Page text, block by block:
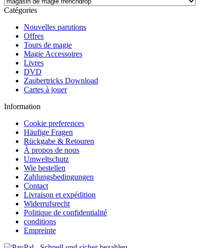
Catégories
Nouvelles parutions
Offres
Tours de magie
Magie Accessoires
Livres
DVD
Zaubertricks Download
Cartes à jouer
Information
Cookie preferences
Häufige Fragen
Rückgabe & Retouren
À propos de nous
Umweltschutz
Wie bestellen
Zahlungsbedingungen
Contact
Livraison et expédition
Widerrufsrecht
Politique de confidentialité
conditions
Empreinte